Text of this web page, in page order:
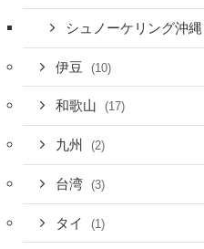
シュノーケリング沖縄
伊豆 (10)
和歌山 (17)
九州 (2)
台湾 (3)
タイ (1)